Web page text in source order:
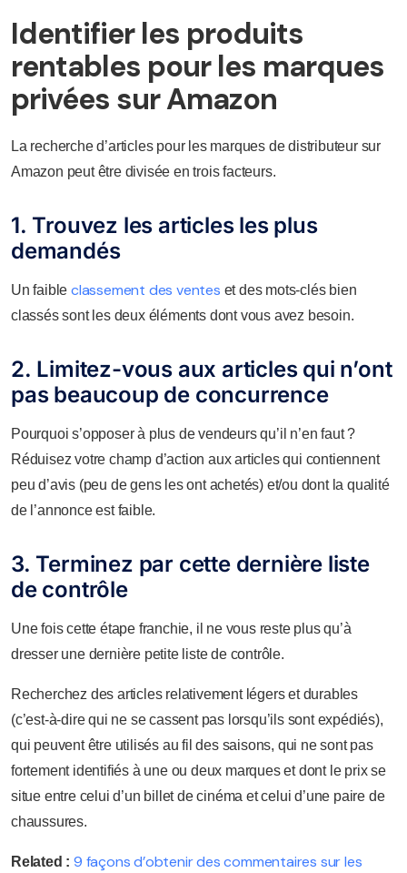
Identifier les produits
rentables pour les marques
privées sur Amazon
La recherche d’articles pour les marques de distributeur sur
Amazon peut être divisée en trois facteurs.
1. Trouvez les articles les plus
demandés
Un faible classement des ventes et des mots-clés bien
classés sont les deux éléments dont vous avez besoin.
2. Limitez-vous aux articles qui n’ont
pas beaucoup de concurrence
Pourquoi s’opposer à plus de vendeurs qu’il n’en faut ?
Réduisez votre champ d’action aux articles qui contiennent
peu d’avis (peu de gens les ont achetés) et/ou dont la qualité
de l’annonce est faible.
3. Terminez par cette dernière liste
de contrôle
Une fois cette étape franchie, il ne vous reste plus qu’à
dresser une dernière petite liste de contrôle.
Recherchez des articles relativement légers et durables
(c’est-à-dire qui ne se cassent pas lorsqu’ils sont expédiés),
qui peuvent être utilisés au fil des saisons, qui ne sont pas
fortement identifiés à une ou deux marques et dont le prix se
situe entre celui d’un billet de cinéma et celui d’une paire de
chaussures.
Related : 9 façons d’obtenir des commentaires sur les